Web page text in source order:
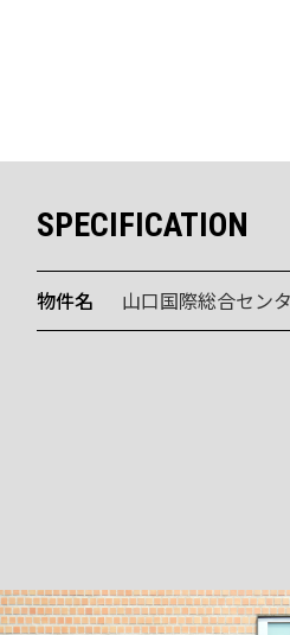
SPECIFICATION
物件名 山口国際総合セン